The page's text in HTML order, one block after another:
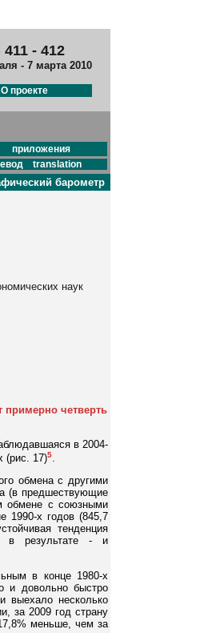
- 412
- 7 марта 2010
О проекте
приложения
translation
барометр
наук
примерно четверть
в 2004-
(рис. 17)5
обмена с другими
(в предшествующие
обмене с союзными
1990-х годов (845,7
тенденция
а в результате - и
в конце 1980-х
и довольно быстро
выехало несколько
за 2009 год страну
меньше, чем за